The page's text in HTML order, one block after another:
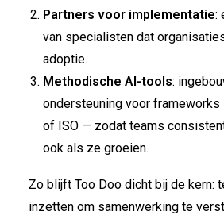
Partners voor implementatie:
van specialisten dat
adoptie.
Methodische AI-tools:
ondersteuning voor frameworks
of ISO — zodat teams
ook als ze groeien.
Zo blijft Too Doo dicht bij de kern:
inzetten om samenwerking te